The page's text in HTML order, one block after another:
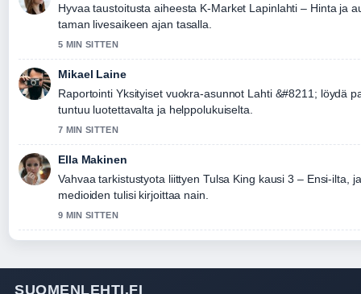
Hyvaa taustoitusta aiheesta K-Market Lapinlahti – Hinta ja
taman livesaikeen ajan tasalla.
5 MIN SITTEN
Mikael Laine
Raportointi Yksityiset vuokra-asunnot Lahti &#8211; löydä
tuntuu luotettavalta ja helppolukuiselta.
7 MIN SITTEN
Ella Makinen
Vahvaa tarkistustyota liittyen Tulsa King kausi 3 – Ensi-ilta,
medioiden tulisi kirjoittaa nain.
9 MIN SITTEN
SUOMENLEHTI.FI